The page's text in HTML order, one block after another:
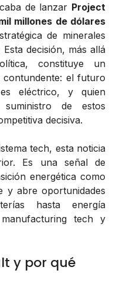
de lanzar Project
millones de dólares
de minerales
decisión, más allá
constituye un
el futuro
eléctrico, y quien
de estos
decisiva.
tech, esta noticia
Es una señal de
energética como
y abre oportunidades
hasta energía
tech y
y por qué